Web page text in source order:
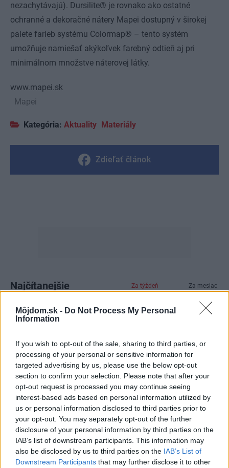
Môjdom.sk - Do Not Process My Personal
Information
If you wish to opt-out of the sale, sharing to third parties, or
processing of your personal or sensitive information for
targeted advertising by us, please use the below opt-out
section to confirm your selection. Please note that after your
opt-out request is processed you may continue seeing
interest-based ads based on personal information utilized by
us or personal information disclosed to third parties prior to
your opt-out. You may separately opt-out of the further
disclosure of your personal information by third parties on the
IAB’s list of downstream participants. This information may
also be disclosed by us to third parties on the IAB’s List of
Downstream Participants that may further disclose it to other
nezachytávajú). Dursilite® je rovnako ako ostatné
ochranné a dekoračné nátery Mapei dostupný v širokej
palete farieb systému Colormap® – tento systém
umožňuje namiešať akýkoľvek farebný odtieň aj pri
minimálnom množstve náterovej látky.
www.mapei.sk
Mapei
Kategória: Aktuality Materiály
Zdieľať článok
Najčítanejšie Za týždeň Za mesiac
Deti odrástli, rodičia majú bývanie presne podľa
Žije pri lese, chová sliepky a uspáva ju rieka.
Miestni remeselníci vytvorili bývanie, ktoré vyzerá
ako malý raj
Pridajte túto surovinu do prania, obliečky budú
hladšie a pevnejšie. Starý trik z hotelov poznali už
naše babičky
4 domáce triky, ako otvoriť fľašu vína aj bez
vývrtky. Stačí pár vecí, ktoré už máte doma
(video)